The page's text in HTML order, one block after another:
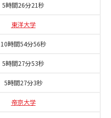
5時間26分21秒
東洋大学
10時間54分56秒
5時間27分53秒
5時間27分3秒
帝京大学